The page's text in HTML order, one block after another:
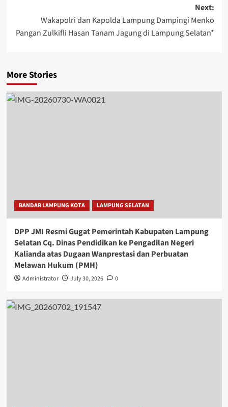
Next:
Wakapolri dan Kapolda Lampung Dampingi Menko
Pangan Zulkifli Hasan Tanam Jagung di Lampung Selatan*
More Stories
BANDAR LAMPUNG KOTA LAMPUNG SELATAN
DPP JMI Resmi Gugat Pemerintah Kabupaten Lampung
Selatan Cq. Dinas Pendidikan ke Pengadilan Negeri
Kalianda atas Dugaan Wanprestasi dan Perbuatan
Melawan Hukum (PMH)
Administrator July 30, 2026 0